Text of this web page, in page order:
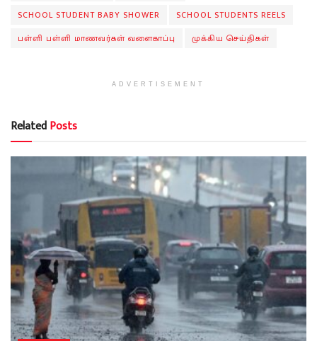
SCHOOL STUDENT BABY SHOWER
SCHOOL STUDENTS REELS
பள்ளி பள்ளி மாணவர்கள் வளைகாப்பு
முக்கிய செய்திகள்
ADVERTISEMENT
RelatedPosts